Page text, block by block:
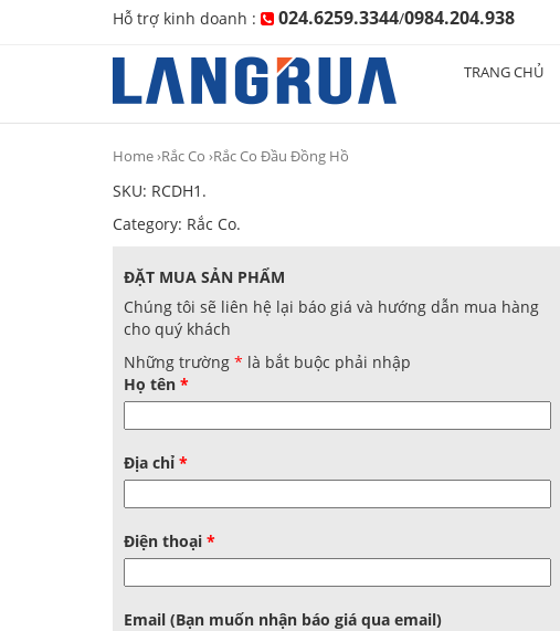
Hỗ trợ kinh doanh : 024.6259.3344/0984.204.938
TRANG CHỦ
Home›Rắc Co ›Rắc Co Đầu Đồng Hồ
SKU: RCDH1 .
Category: Rắc Co.
ĐẶT MUA SẢN PHẨM
Chúng tôi sẽ liên hệ lại báo giá và hướng dẫn mua hàng
cho quý khách
Những trường * là bắt buộc phải nhập
Họ tên *
Địa chỉ *
Điện thoại *
Email (Bạn muốn nhận báo giá qua email)